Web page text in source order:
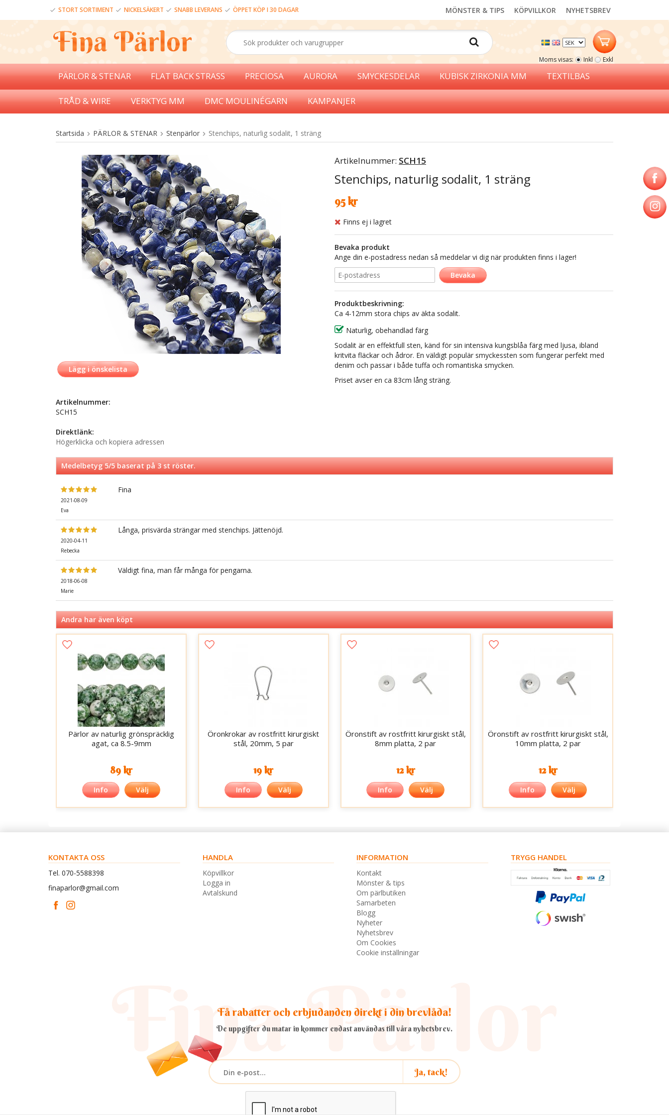
STORT SORTIMENT NICKELSÄKERT SNABB LEVERANS ÖPPET KÖP I 30 DAGAR NYHETSBREV
KÖPVILLKOR
MÖNSTER & TIPS
Moms visas: Inkl Exkl
PÄRLOR & STENAR FLAT BACK STRASS PRECIOSA AURORA SMYCKESDELAR KUBISK ZIRKONIA MM TEXTILBAS
TRÅD & WIRE VERKTYG MM DMC MOULINÉGARN KAMPANJER
Startsida PÄRLOR & STENAR Stenpärlor Stenchips, naturlig sodalit, 1 sträng
Artikelnummer: SCH15
Stenchips, naturlig sodalit, 1 sträng
95 kr
Finns ej i lagret
Bevaka produkt
Ange din e-postadress nedan så meddelar vi dig när produkten finns i lager!
Bevaka
Produktbeskrivning:
Ca 4-12mm stora chips av äkta sodalit.
Naturlig, obehandlad färg
Sodalit är en effektfull sten, känd för sin intensiva kungsblåa färg med ljusa, ibland
kritvita fläckar och ådror. En väldigt populär smyckessten som fungerar perfekt med
denim och passar i både tuffa och romantiska smycken.
Priset avser en ca 83cm lång sträng.
Lägg i önskelista
Artikelnummer:
SCH15
Direktlänk:
Högerklicka och kopiera adressen
Medelbetyg5/5 baserat på3st röster.
2021-08-09
Eva
Fina
2020-04-11
Rebecka
Långa, prisvärda strängar med stenchips. Jättenöjd.
2018-06-08
Marie
Väldigt fina, man får många för pengarna.
Andra har även köpt
Pärlor av naturlig grönspräcklig
agat, ca 8.5-9mm
89 kr
Info Välj
Öronkrokar av rostfritt kirurgiskt
stål, 20mm, 5 par
19 kr
Info Välj
Öronstift av rostfritt kirurgiskt stål,
8mm platta, 2 par
12 kr
Info Välj
Öronstift av rostfritt kirurgiskt stål,
10mm platta, 2 par
12 kr
Info Välj
KONTAKTA OSS
Tel. 070-5588398
finaparlor@gmail.com
HANDLA
Köpvillkor
Logga in
Avtalskund
INFORMATION
Kontakt
Mönster & tips
Om pärlbutiken
Samarbeten
Blogg
Nyheter
Nyhetsbrev
Om Cookies
Cookie inställningar
TRYGG HANDEL
Få rabatter och erbjudanden direkt i din brevlåda!
De uppgifter du matar in kommer endast användas till våra nyhetsbrev.
Ja, tack!